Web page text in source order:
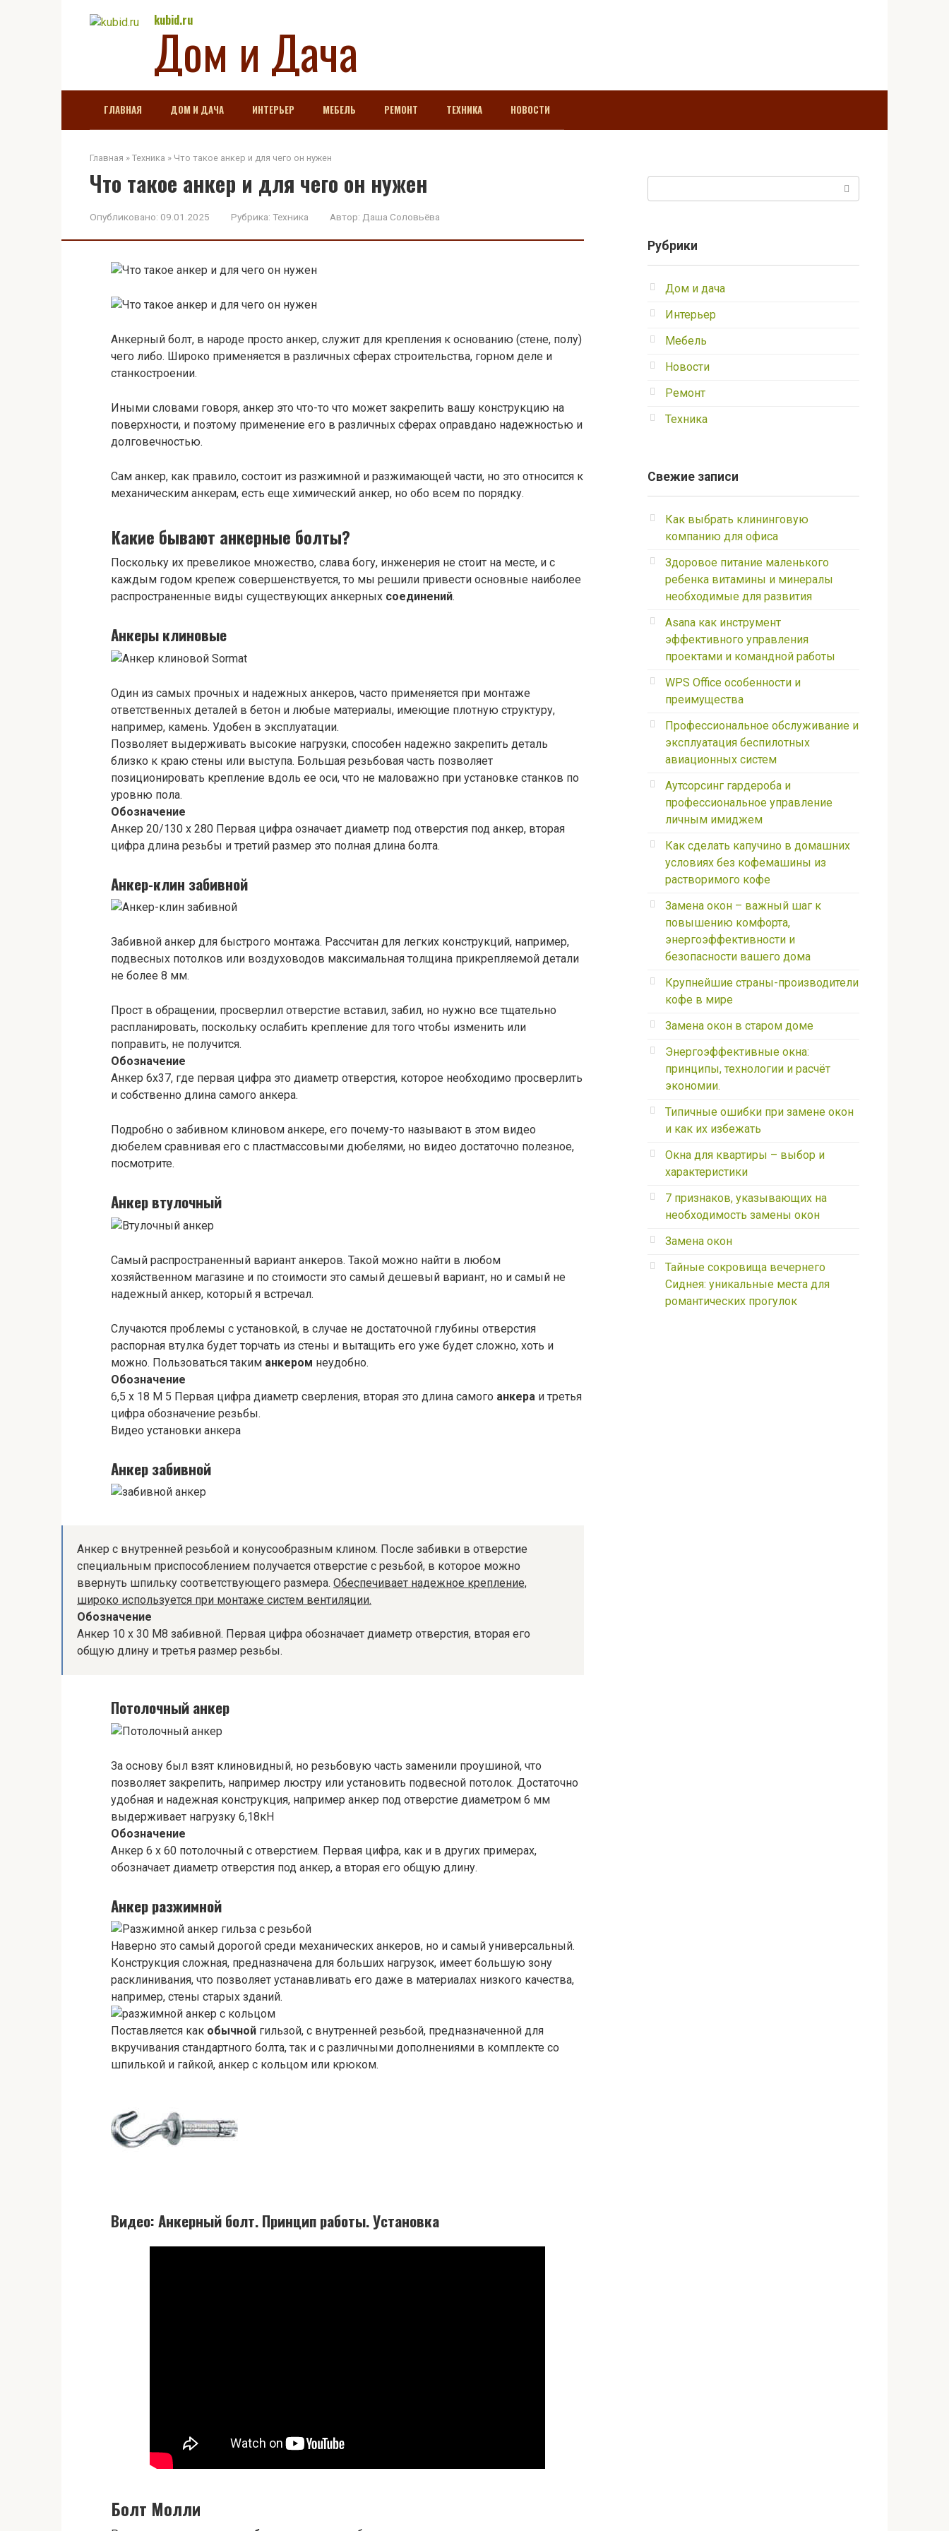
kubid.ru
Дом и Дача
ГЛАВНАЯ ДОМ И ДАЧА ИНТЕРЬЕР МЕБЕЛЬ РЕМОНТ ТЕХНИКА НОВОСТИ
Главная » Техника » Что такое анкер и для чего он нужен
Что такое анкер и для чего он нужен
Опубликовано: 09.01.2025 Рубрика: Техника Автор: Даша Соловьёва
Анкерный болт, в народе просто анкер, служит для крепления к основанию (стене, полу)
чего либо. Широко применяется в различных сферах строительства, горном деле и
станкостроении.
Иными словами говоря, анкер это что-то что может закрепить вашу конструкцию на
поверхности, и поэтому применение его в различных сферах оправдано надежностью и
долговечностью.
Сам анкер, как правило, состоит из разжимной и разжимающей части, но это относится к
механическим анкерам, есть еще химический анкер, но обо всем по порядку.
Какие бывают анкерные болты?
Поскольку их превеликое множество, слава богу, инженерия не стоит на месте, и с
каждым годом крепеж совершенствуется, то мы решили привести основные наиболее
распространенные виды существующих анкерных соединений.
Анкеры клиновые
Один из самых прочных и надежных анкеров, часто применяется при монтаже
ответственных деталей в бетон и любые материалы, имеющие плотную структуру,
например, камень. Удобен в эксплуатации.
Позволяет выдерживать высокие нагрузки, способен надежно закрепить деталь
близко к краю стены или выступа. Большая резьбовая часть позволяет
позиционировать крепление вдоль ее оси, что не маловажно при установке станков по
уровню пола.
Обозначение
Анкер 20/130 х 280 Первая цифра означает диаметр под отверстия под анкер, вторая
цифра длина резьбы и третий размер это полная длина болта.
Анкер-клин забивной
Забивной анкер для быстрого монтажа. Рассчитан для легких конструкций, например,
подвесных потолков или воздуховодов максимальная толщина прикрепляемой детали
не более 8 мм.
Прост в обращении, просверлил отверстие вставил, забил, но нужно все тщательно
распланировать, поскольку ослабить крепление для того чтобы изменить или
поправить, не получится.
Обозначение
Анкер 6х37, где первая цифра это диаметр отверстия, которое необходимо просверлить
и собственно длина самого анкера.
Подробно о забивном клиновом анкере, его почему-то называют в этом видео
дюбелем сравнивая его с пластмассовыми дюбелями, но видео достаточно полезное,
посмотрите.
Анкер втулочный
Самый распространенный вариант анкеров. Такой можно найти в любом
хозяйственном магазине и по стоимости это самый дешевый вариант, но и самый не
надежный анкер, который я встречал.
Случаются проблемы с установкой, в случае не достаточной глубины отверстия
распорная втулка будет торчать из стены и вытащить его уже будет сложно, хоть и
можно. Пользоваться таким анкером неудобно.
Обозначение
6,5 х 18 М 5 Первая цифра диаметр сверления, вторая это длина самого анкера и третья
цифра обозначение резьбы.
Видео установки анкера
Анкер забивной
Анкер с внутренней резьбой и конусообразным клином. После забивки в отверстие
специальным приспособлением получается отверстие с резьбой, в которое можно
ввернуть шпильку соответствующего размера. Обеспечивает надежное крепление,
широко используется при монтаже систем вентиляции.
Обозначение
Анкер 10 х 30 М8 забивной. Первая цифра обозначает диаметр отверстия, вторая его
общую длину и третья размер резьбы.
Потолочный анкер
За основу был взят клиновидный, но резьбовую часть заменили проушиной, что
позволяет закрепить, например люстру или установить подвесной потолок. Достаточно
удобная и надежная конструкция, например анкер под отверстие диаметром 6 мм
выдерживает нагрузку 6,18кН
Обозначение
Анкер 6 х 60 потолочный с отверстием. Первая цифра, как и в других примерах,
обозначает диаметр отверстия под анкер, а вторая его общую длину.
Анкер разжимной
Наверно это самый дорогой среди механических анкеров, но и самый универсальный.
Конструкция сложная, предназначена для больших нагрузок, имеет большую зону
расклинивания, что позволяет устанавливать его даже в материалах низкого качества,
например, стены старых зданий.
Поставляется как обычной гильзой, с внутренней резьбой, предназначенной для
вкручивания стандартного болта, так и с различными дополнениями в комплекте со
шпилькой и гайкой, анкер с кольцом или крюком.
Видео: Анкерный болт. Принцип работы. Установка
Болт Молли
Рубрики
Дом и дача
Интерьер
Мебель
Новости
Ремонт
Техника
Свежие записи
Как выбрать клининговую
компанию для офиса
Здоровое питание маленького
ребенка витамины и минералы
необходимые для развития
Asana как инструмент
эффективного управления
проектами и командной работы
WPS Office особенности и
преимущества
Профессиональное обслуживание и
эксплуатация беспилотных
авиационных систем
Аутсорсинг гардероба и
профессиональное управление
личным имиджем
Как сделать капучино в домашних
условиях без кофемашины из
растворимого кофе
Замена окон – важный шаг к
повышению комфорта,
энергоэффективности и
безопасности вашего дома
Крупнейшие страны-производители
кофе в мире
Замена окон в старом доме
Энергоэффективные окна:
принципы, технологии и расчёт
экономии.
Типичные ошибки при замене окон
и как их избежать
Окна для квартиры – выбор и
характеристики
7 признаков, указывающих на
необходимость замены окон
Замена окон
Тайные сокровища вечернего
Сиднея: уникальные места для
романтических прогулок